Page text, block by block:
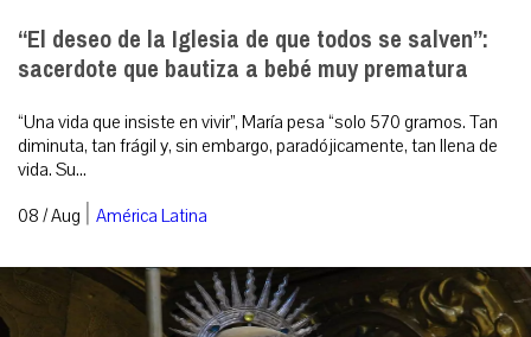
“El deseo de la Iglesia de que todos se salven”:
sacerdote que bautiza a bebé muy prematura
“Una vida que insiste en vivir”, María pesa “solo 570 gramos. Tan
diminuta, tan frágil y, sin embargo, paradójicamente, tan llena de
vida. Su...
08 / Aug | América Latina